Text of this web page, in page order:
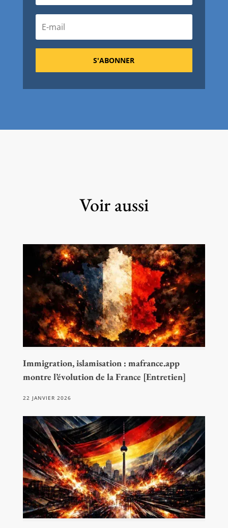
S'ABONNER
Voir aussi
Immigration, islamisation : mafrance.app
montre l’évolution de la France [Entretien]
22 JANVIER 2026